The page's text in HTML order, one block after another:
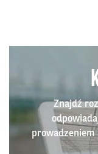
Znajdź
prowadzeniem